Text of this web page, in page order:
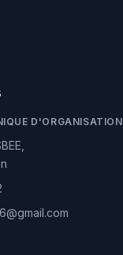
D'ORGANISATION